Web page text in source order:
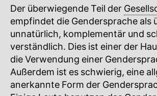
Der überwiegende Teil der
empfindet die Gendersprache als
unnatürlich, komplementär und
verständlich. Dies ist einer der
die Verwendung einer
Außerdem ist es schwierig, eine
anerkannte Form der